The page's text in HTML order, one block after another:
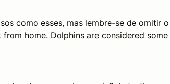
como esses, mas lembre-se de omitir o
home. Dolphins are considered